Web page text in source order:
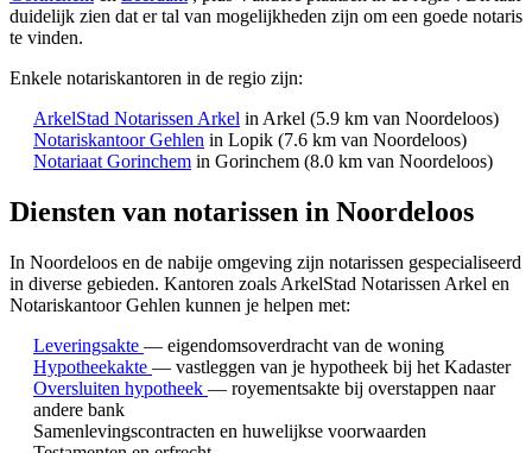
duidelijk zien dat er tal van mogelijkheden zijn om een goede notaris
te vinden.
Enkele notariskantoren in de regio zijn:
ArkelStad Notarissen Arkel in Arkel (5.9 km van Noordeloos)
Notariskantoor Gehlen in Lopik (7.6 km van Noordeloos)
Notariaat Gorinchem in Gorinchem (8.0 km van Noordeloos)
Diensten van notarissen in Noordeloos
In Noordeloos en de nabije omgeving zijn notarissen gespecialiseerd
in diverse gebieden. Kantoren zoals ArkelStad Notarissen Arkel en
Notariskantoor Gehlen kunnen je helpen met:
Leveringsakte — eigendomsoverdracht van de woning
Hypotheekakte — vastleggen van je hypotheek bij het Kadaster
Oversluiten hypotheek — royementsakte bij overstappen naar
andere bank
Samenlevingscontracten en huwelijkse voorwaarden